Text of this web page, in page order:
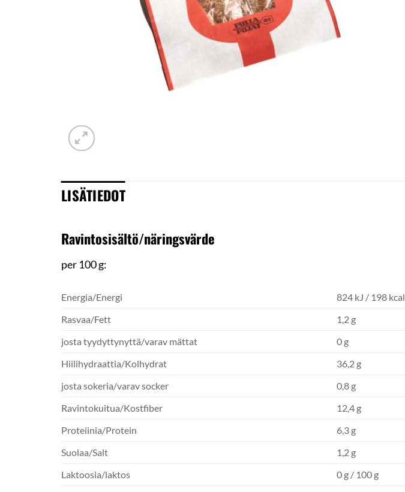
LISÄTIEDOT
Ravintosisältö/näringsvärde
per 100 g:
Energia/Energi
824 kJ / 198 kcal
Rasvaa/Fett
1,2 g
josta tyydyttynyttä/varav mättat
0 g
Hiilihydraattia/Kolhydrat
36,2 g
josta sokeria/varav socker
0,8 g
Ravintokuitua/Kostfiber
12,4 g
Proteiinia/Protein
6,3 g
Suolaa/Salt
1,2 g
Laktoosia/laktos
0 g / 100 g